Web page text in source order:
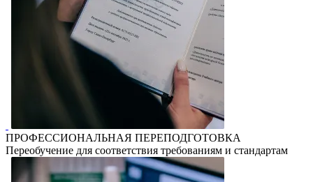
ПРОФЕССИОНАЛЬНАЯ ПЕРЕПОДГОТОВКА
Переобучение для соответствия требованиям и стандартам